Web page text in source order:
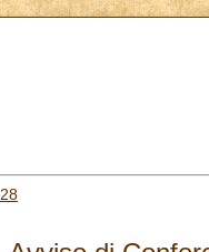
28